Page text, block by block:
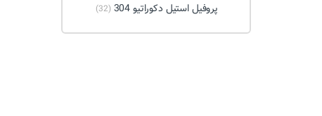
پروفیل استیل دکوراتیو 304 (32)